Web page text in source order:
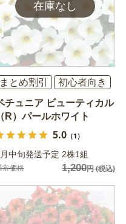
まとめ割引
初心者向き
チュニア ビューティカル
（R）パールホワイト
5.0（1）
中旬発送予定 2株1組
常価格 1,200円(税込)